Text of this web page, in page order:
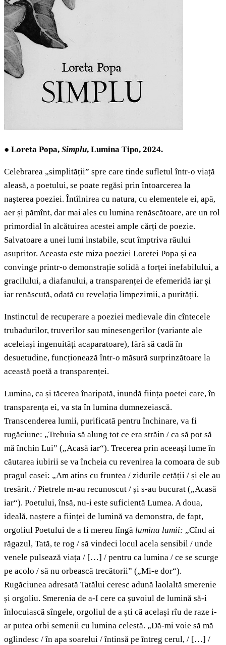
● Loreta Popa, Simplu, Lumina Tipo, 2024.
Celebrarea „simplității” spre care tinde sufletul într-o viață
aleasă, a poetului, se poate regăsi prin întoarcerea la
nașterea poeziei. Întîlnirea cu natura, cu elementele ei, apă,
aer și pămînt, dar mai ales cu lumina renăscătoare, are un rol
primordial în alcătuirea acestei ample cărți de poezie.
Salvatoare a unei lumi instabile, scut împtriva răului
asupritor. Aceasta este miza poeziei Loretei Popa și ea
convinge printr-o demonstrație solidă a forței inefabilului, a
gracilului, a diafanului, a transparenței de efemeridă iar și
iar renăscută, odată cu revelația limpezimii, a purității.
Instinctul de recuperare a poeziei medievale din cîntecele
trubadurilor, truverilor sau minesengerilor (variante ale
aceleiași ingenuități acaparatoare), fără să cadă în
desuetudine, funcționează într-o măsură surprinzătoare la
această poetă a transparenței.
Lumina, ca și tăcerea înaripată, inundă ființa poetei care, în
transparența ei, va sta în lumina dumnezeiască.
Transcenderea lumii, purificată pentru închinare, va fi
rugăciune: „Trebuia să alung tot ce era străin / ca să pot să
mă închin Lui” („Acasă iar“). Trecerea prin aceeași lume în
căutarea iubirii se va încheia cu revenirea la comoara de sub
pragul casei: „Am atins cu fruntea / zidurile cetății / și ele au
tresărit. / Pietrele m-au recunoscut / și s-au bucurat („Acasă
iar“). Poetului, însă, nu-i este suficientă Lumea. A doua,
ideală, naștere a ființei de lumină va demonstra, de fapt,
orgoliul Poetului de a fi mereu lîngă lumina lumii: „Cînd ai
răgazul, Tată, te rog / să vindeci locul acela sensibil / unde
venele pulsează viața / […] / pentru ca lumina / ce se scurge
pe acolo / să nu orbească trecătorii” („Mi-e dor“).
Rugăciunea adresată Tatălui ceresc adună laolaltă smerenie
și orgoliu. Smerenia de a-I cere ca șuvoiul de lumină să-i
înlocuiască sîngele, orgoliul de a ști că același rîu de raze i-
ar putea orbi semenii cu lumina celestă. „Dă-mi voie să mă
oglindesc / în apa soarelui / întinsă pe întreg cerul, / […] /